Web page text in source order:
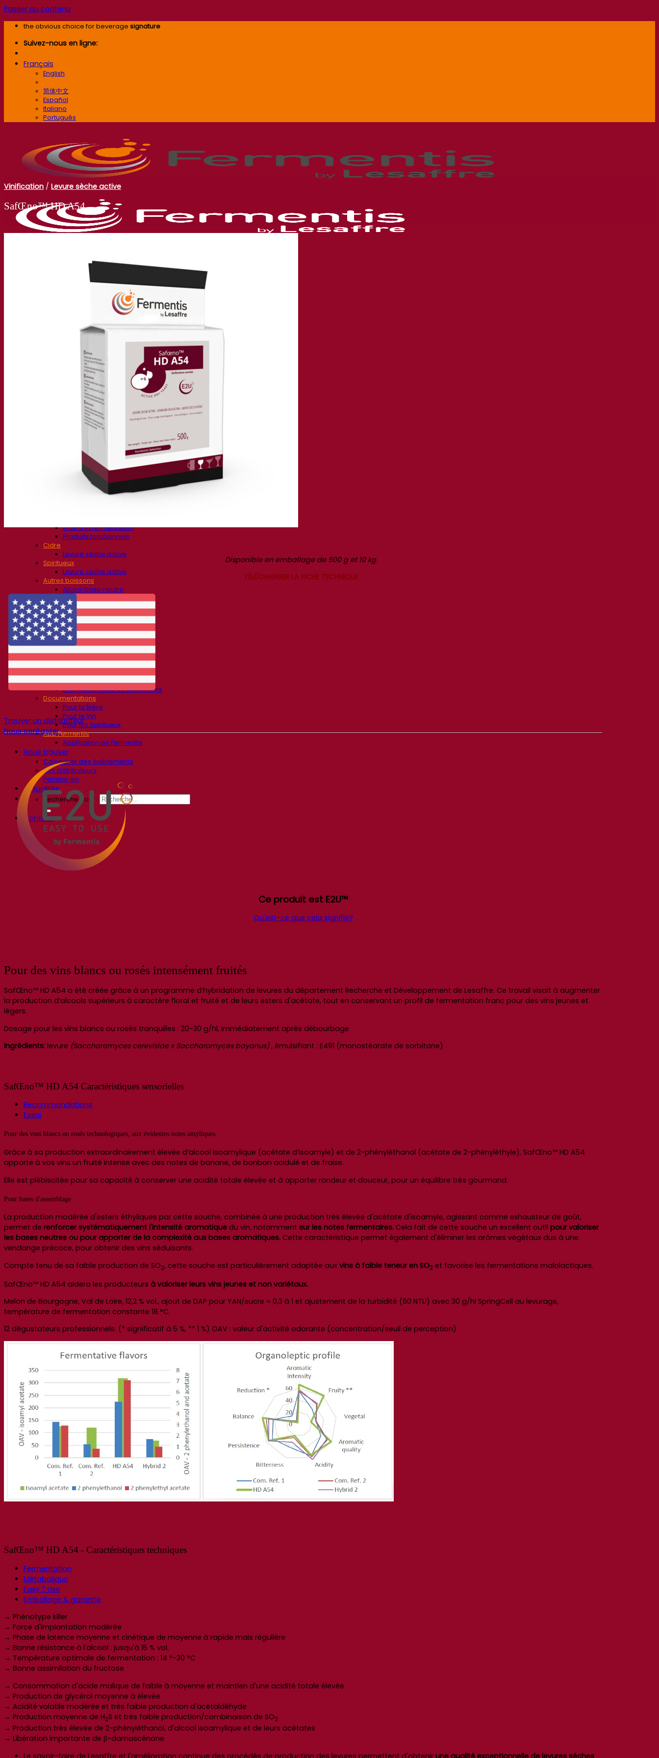
Passer au contenu
the obvious choice for beverage signature
Suivez-nous en ligne:
Français
English
简体中文
Español
Italiano
Português
Expert en fermentation
Une équipe passionnée
Soutenir la créativité
À propos de Lesaffre
Recherche et développement
Superior Yeast par Fermentis
Caractérisation produits
Développement de produits
Nos marques
E2U™ – Easy To Use
SafYeast™
All In 1™
Fermentis Academy™
Autres services
Fabrication à façon
Dégustations de boissons
Levure sèche active
Bactéries
Aides à la fermentation
Produits fonctionnels
Styles de bière
Aide à la fermentation
Produits fonctionnels
Cidre
Levure sèche active
Spiritueux
Levure sèche active
Autres boissons
Alcool base neutre
Kvas
Sorgho
Café
Fermentis Academy
A propos de la Fermentis Academy
Ressources
Centre de connaissances
Avis d’experts
Enregistrements de webinaires
Documentations
Pour la Bière
Pour le Vin
Pour les Spiritueux
App Fermentis
Application de Fermentis
Nous trouver
Calendrier des événements
Nos distributeurs
Parlons-en
Actualités
Recherche pour :
Contact
Vinification / Levure sèche active
SafŒno™ HD A54
Disponible en emballage de 500 g et 10 kg.
TÉLÉCHARGER LA FICHE TECHNIQUE
Trouver un distributeur
Nous contacter
Ce produit est E2U™
Qu'est-ce que cela signifie?
Pour des vins blancs ou rosés intensément fruités
SafŒno™ HD A54 a été créée grâce à un programme d’hybridation de levures du département Recherche et Développement de Lesaffre. Ce travail visait à augmenter
la production d’alcools supérieurs à caractère floral et fruité et de leurs esters d'acétate, tout en conservant un profil de fermentation franc pour des vins jeunes et
légers.
Dosage pour les vins blancs ou rosés tranquilles : 20-30 g/hl, immédiatement après débourbage
Ingrédients: levure (Saccharomyces cerevisiae x Saccharomyces bayanus), émulsifiant : E491 (monostéarate de sorbitane)
SafŒno™ HD A54 Caractéristiques sensorielles
Recommandations
Essai
Pour des vins blancs ou rosés technologiques, aux évidentes notes amyliques
Grâce à sa production extraordinairement élevée d’alcool isoamylique (acétate d’isoamyle) et de 2-phényléthanol (acétate de 2-phényléthyle), SafŒno™ HD A54
apporte à vos vins un fruité intense avec des notes de banane, de bonbon acidulé et de fraise.
Elle est plébiscitée pour sa capacité à conserver une acidité totale élevée et à apporter rondeur et douceur, pour un équilibre très gourmand.
Pour bases d'assemblage
La production modérée d'esters éthyliques par cette souche, combinée à une production très élevée d'acétate d'isoamyle, agissant comme exhausteur de goût,
permet de renforcer systématiquement l'intensité aromatique du vin, notamment sur les notes fermentaires. Cela fait de cette souche un excellent outil pour valoriser
les bases neutres ou pour apporter de la complexité aux bases aromatiques. Cette caractéristique permet également d'éliminer les arômes végétaux dus à une
vendange précoce, pour obtenir des vins séduisants.
Compte tenu de sa faible production de SO2, cette souche est particulièrement adaptée aux vins à faible teneur en SO2 et favorise les fermentations malolactiques.
SafŒno™ HD A54 aidera les producteurs à valoriser leurs vins jeunes et non variétaux.
Melon de Bourgogne, Val de Loire, 12,2 % vol., ajout de DAP pour YAN/sucre = 0,3 à 1 et ajustement de la turbidité (60 NTU) avec 30 g/hl SpringCell au levurage,
température de fermentation constante 18 °C.
12 dégustateurs professionnels. (* significatif à 5 %, ** 1 %) OAV : valeur d'activité odorante (concentration/seuil de perception)
SafŒno™ HD A54 - Caractéristiques techniques
Fermentation
Métabolique
Easy 2 Use
Emballage & garantie
→ Phénotype killer
→ Force d'implantation modérée
→ Phase de latence moyenne et cinétique de moyenne à rapide mais régulière
→ Bonne résistance à l'alcool : jusqu'à 15 % vol.
→ Température optimale de fermentation : 14 °-30 °C
→ Bonne assimilation du fructose
→ Consommation d'acide malique de faible à moyenne et maintien d'une acidité totale élevée
→ Production de glycérol moyenne à élevée
→ Acidité volatile modérée et très faible production d'acétaldéhyde
→ Production moyenne de H2S et très faible production/combinaison de SO2
→ Production très élevée de 2-phényléthanol, d'alcool isoamylique et de leurs acétates
→ Libération importante de β-damascénone
Le savoir-faire de Lesaffre et l'amélioration continue des procédés de production des levures permettent d'obtenir une qualité exceptionnelle de levures sèches